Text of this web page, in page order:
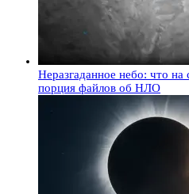
Неразгаданное небо: что на
порция файлов об НЛО